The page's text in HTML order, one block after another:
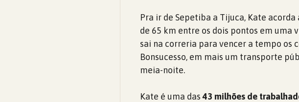
Pra ir de Sepetiba a Tijuca, Kate
de 65 km entre os dois pontos em uma
sai na correria para vencer a tempo os
Bonsucesso, em mais um transporte
meia-noite.
Kate é uma das43 milhões de